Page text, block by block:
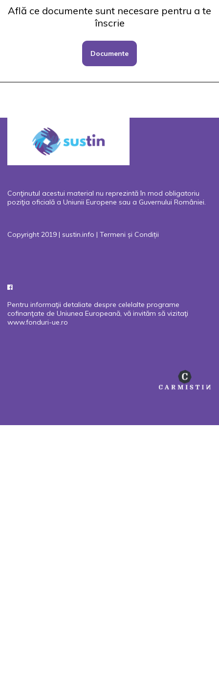
Află ce documente sunt necesare pentru a te
înscrie
Documente
Conţinutul acestui material nu reprezintă în mod obligatoriu
poziţia oficială a Uniunii Europene sau a Guvernului României.
Copyright 2019 | sustin.info | Termeni și Condiții
Pentru informaţii detaliate despre celelalte programe
cofinanţate de Uniunea Europeană, vă invităm să vizitaţi
www.fonduri-ue.ro